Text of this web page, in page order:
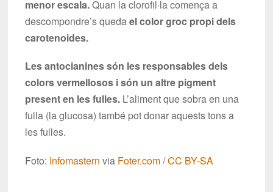
menor escala.Quan la clorofil·la comença a
descompondre’s quedael color groc propi dels
carotenoides.
Les antocianines són les responsables dels
colors vermellosos i són un altre pigment
present en les fulles. L’aliment que sobra en una
fulla (la glucosa) també pot donar aquests tons a
les fulles.
Foto: Infomastern via Foter.com/CC BY-SA